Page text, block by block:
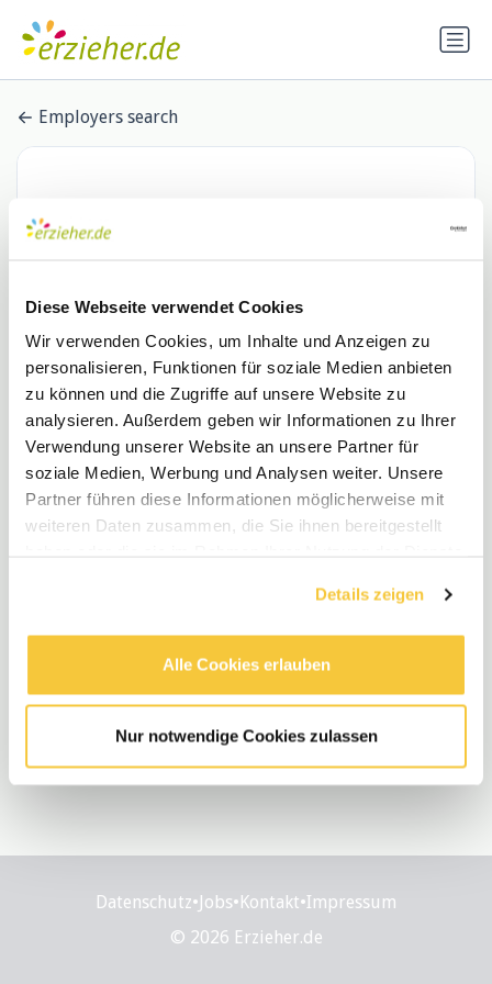
Diese Webseite verwendet Cookies
Wir verwenden Cookies, um Inhalte und Anzeigen zu
personalisieren, Funktionen für soziale Medien anbieten
zu können und die Zugriffe auf unsere Website zu
analysieren. Außerdem geben wir Informationen zu Ihrer
Verwendung unserer Website an unsere Partner für
soziale Medien, Werbung und Analysen weiter. Unsere
Partner führen diese Informationen möglicherweise mit
weiteren Daten zusammen, die Sie ihnen bereitgestellt
Details zeigen
Alle Cookies erlauben
Nur notwendige Cookies zulassen
Employers search
Fritz-Felsenstein-Haus e. V.
1 Stellenangebot de.indeed.com
Neue Stellen
Erzieher, Heilerziehungspfleger (m/w/d)
Datenschutz•Jobs•Kontakt•Impressum
© 2026 Erzieher.de